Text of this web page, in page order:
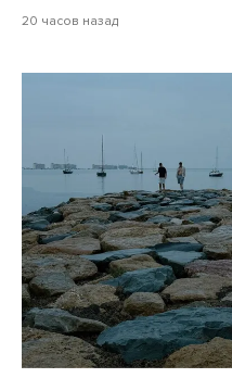
20 часов назад